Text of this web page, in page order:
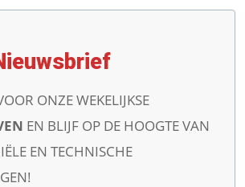
ONZE WEKELIJKSE
EN BLIJF OP DE HOOGTE VAN
EN TECHNISCHE